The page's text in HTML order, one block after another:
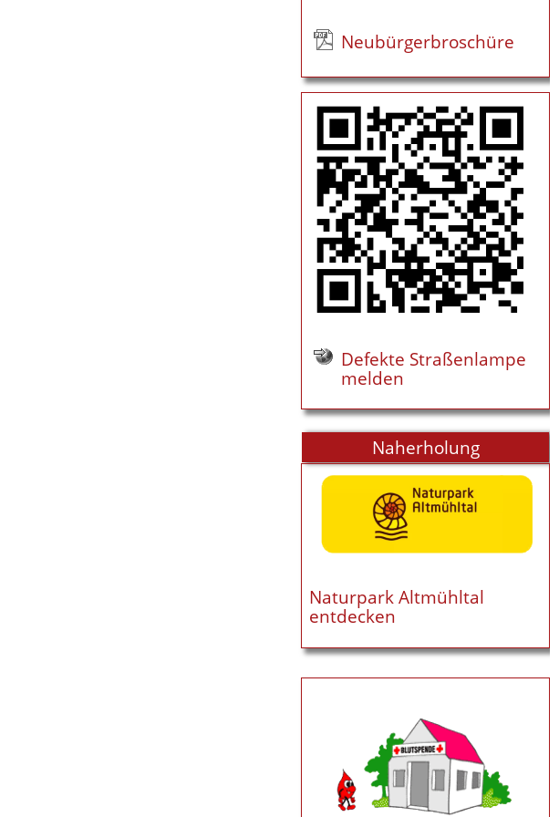
Neubürgerbroschüre
Defekte Straßenlampe
melden
Naherholung
Naturpark Altmühltal
entdecken